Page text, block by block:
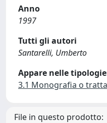
Anno
1997
Tutti gli autori
Santarelli, Umberto
Appare nelle
3.1 Monografia o
File in questo prodotto: